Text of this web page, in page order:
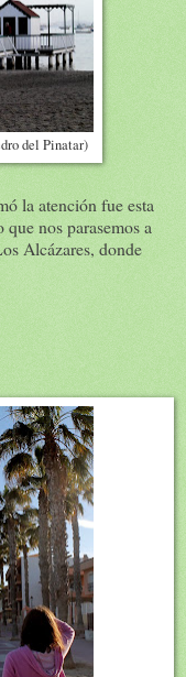
del Pinatar)
la atención fue esta
nos parasemos a
Alcázares, donde